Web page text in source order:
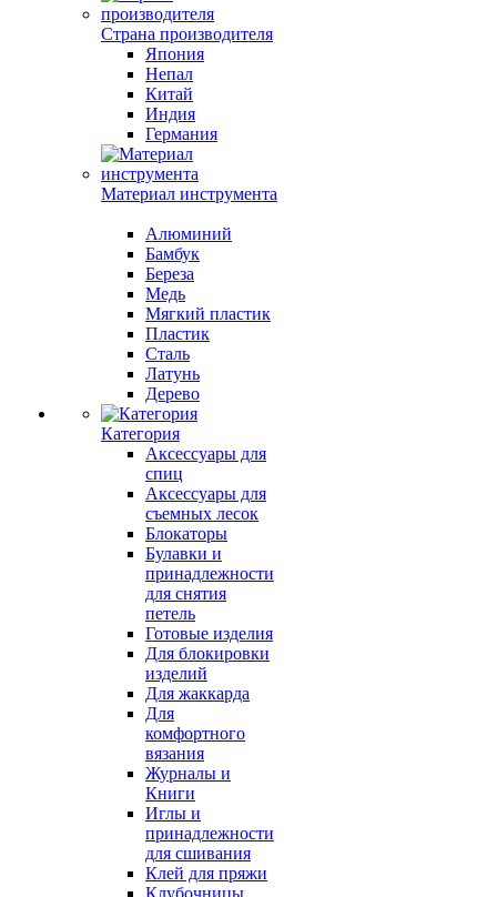
Страна производителя
Япония
Непал
Китай
Индия
Германия
Материал инструмента
Алюминий
Бамбук
Береза
Медь
Мягкий пластик
Пластик
Сталь
Латунь
Дерево
Категория
Аксессуары для
спиц
Аксессуары для
съемных лесок
Блокаторы
Булавки и
принадлежности
для снятия
петель
Готовые изделия
Для блокировки
изделий
Для жаккарда
Для
комфортного
вязания
Журналы и
Книги
Иглы и
принадлежности
для сшивания
Клей для пряжи
Клубочницы